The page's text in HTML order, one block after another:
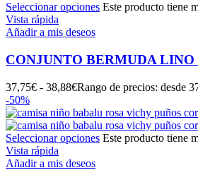
Seleccionar opciones Este producto tiene
Vista rápida
Añadir a mis deseos
CONJUNTO BERMUDA
37,75€ - 38,88€Rango de precios: desde
-50%
Seleccionar opciones Este producto tiene
Vista rápida
Añadir a mis deseos